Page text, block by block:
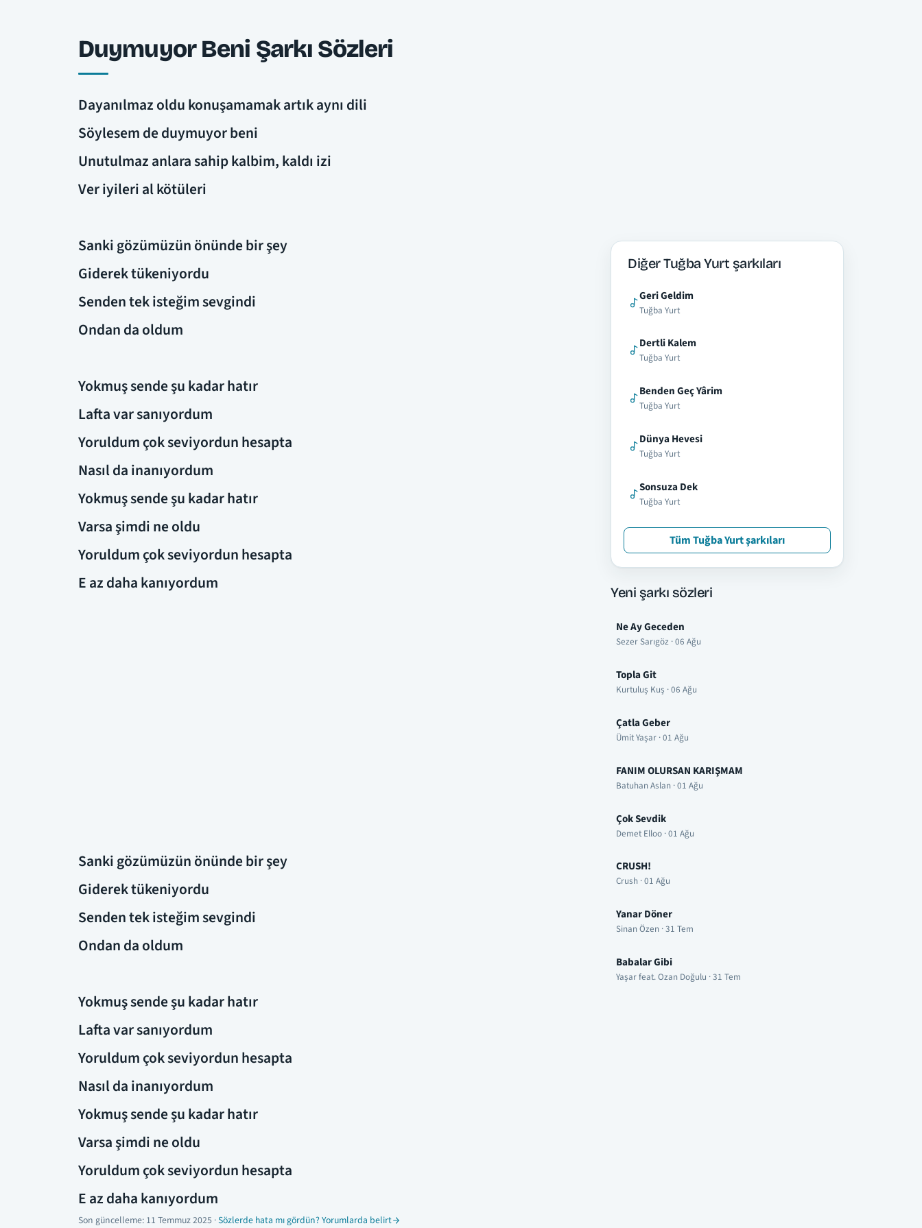
Duymuyor Beni Şarkı Sözleri
Dayanılmaz oldu konuşamamak artık aynı dili
Söylesem de duymuyor beni
Unutulmaz anlara sahip kalbim, kaldı izi
Ver iyileri al kötüleri
Sanki gözümüzün önünde bir şey
Giderek tükeniyordu
Senden tek isteğim sevgindi
Ondan da oldum
Yokmuş sende şu kadar hatır
Lafta var sanıyordum
Yoruldum çok seviyordun hesapta
Nasıl da inanıyordum
Yokmuş sende şu kadar hatır
Varsa şimdi ne oldu
Yoruldum çok seviyordun hesapta
E az daha kanıyordum
Sanki gözümüzün önünde bir şey
Giderek tükeniyordu
Senden tek isteğim sevgindi
Ondan da oldum
Yokmuş sende şu kadar hatır
Lafta var sanıyordum
Yoruldum çok seviyordun hesapta
Nasıl da inanıyordum
Yokmuş sende şu kadar hatır
Varsa şimdi ne oldu
Yoruldum çok seviyordun hesapta
E az daha kanıyordum
Son güncelleme: 11 Temmuz 2025 ·Sözlerde hata mı gördün? Yorumlarda belirt
Diğer Tuğba Yurt şarkıları
Geri Geldim
Tuğba Yurt
Dertli Kalem
Tuğba Yurt
Benden Geç Yârim
Tuğba Yurt
Dünya Hevesi
Tuğba Yurt
Sonsuza Dek
Tuğba Yurt
Tüm Tuğba Yurt şarkıları
Yeni şarkı sözleri
Ne Ay Geceden
Sezer Sarıgöz · 06 Ağu
Topla Git
Kurtuluş Kuş · 06 Ağu
Çatla Geber
Ümit Yaşar · 01 Ağu
FANIM OLURSAN KARIŞMAM
Batuhan Aslan · 01 Ağu
Çok Sevdik
Demet Elloo · 01 Ağu
CRUSH!
Crush · 01 Ağu
Yanar Döner
Sinan Özen · 31 Tem
Babalar Gibi
Yaşar feat. Ozan Doğulu · 31 Tem